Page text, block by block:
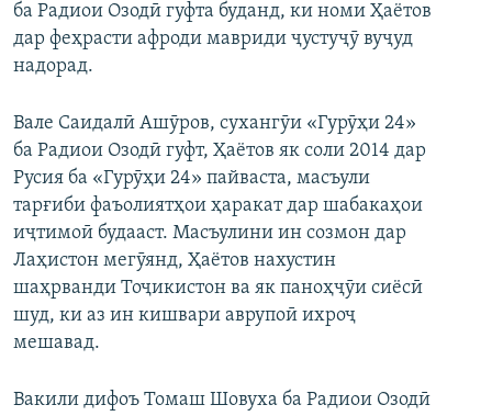
ба Радиои Озодӣ гуфта буданд, ки номи Ҳаётов
дар феҳрасти афроди мавриди ҷустуҷӯ вуҷуд
надорад.
Вале Саидалӣ Ашӯров, сухангӯи «Гурӯҳи 24»
ба Радиои Озодӣ гуфт, Ҳаётов як соли 2014 дар
Русия ба «Гурӯҳи 24» пайваста, масъули
тарғиби фаъолиятҳои ҳаракат дар шабакаҳои
иҷтимоӣ будааст. Масъулини ин созмон дар
Лаҳистон мегӯянд, Ҳаётов нахустин
шаҳрванди Тоҷикистон ва як паноҳҷӯи сиёсӣ
шуд, ки аз ин кишвари аврупоӣ ихроҷ
мешавад.
Вакили дифоъ Томаш Шовуха ба Радиои Озодӣ